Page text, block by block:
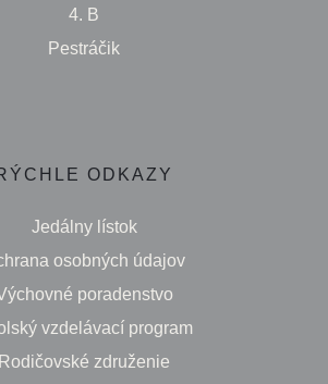
4. B
Pestráčik
ODKAZY
Jedálny lístok
osobných údajov
poradenstvo
vzdelávací program
Rodičovské združenie